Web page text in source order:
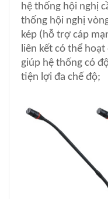
hệ thống hội nghị
thống hội nghị
kép (hỗ trợ cáp
liên kết có thể
giúp hệ thống có
tiện lợi đa chế độ;